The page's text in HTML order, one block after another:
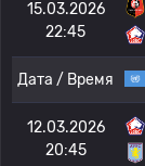
15.03.2026
22:45
Дата / Время
12.03.2026
20:45